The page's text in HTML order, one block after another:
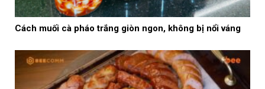
Cách muối cà pháo trắng giòn ngon, không bị nổi váng